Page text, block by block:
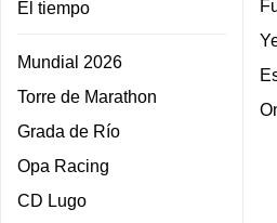
El tiempo
Mundial 2026
Torre de Marathon
Grada de Río
Opa Racing
CD Lugo